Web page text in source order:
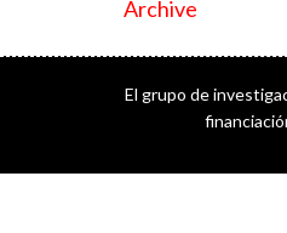
Archive
El grupo de